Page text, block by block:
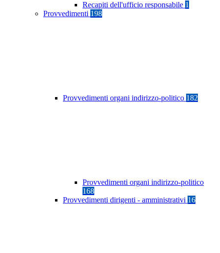
Recapiti dell'ufficio responsabile 1
Provvedimenti 198
Provvedimenti organi indirizzo-politico 182
Provvedimenti organi indirizzo-politico
168
Provvedimenti dirigenti - amministrativi 16